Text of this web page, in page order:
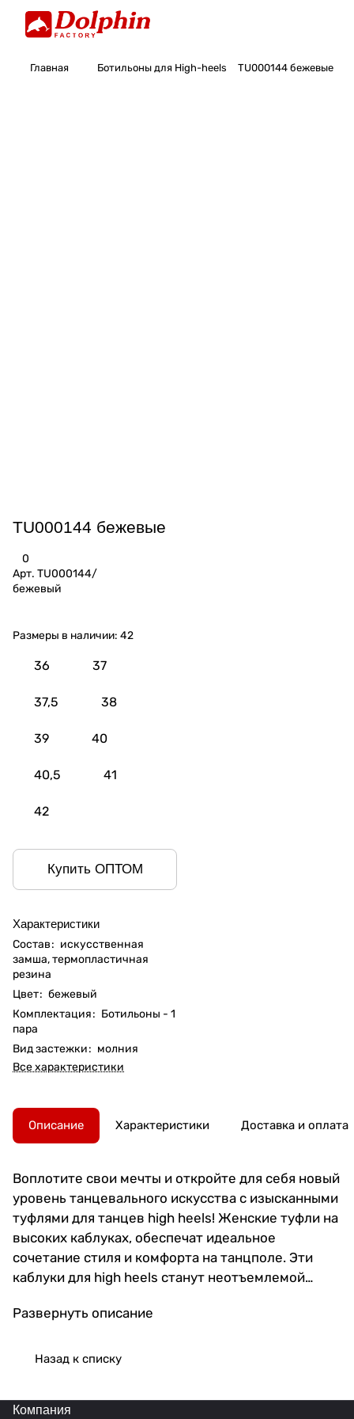
Главная Ботильоны для High-heels TU000144 бежевые
TU000144 бежевые
0
Арт. TU000144/
бежевый
Размеры в наличии: 42
36 37
37,5 38
39 40
40,5 41
42
Купить ОПТОМ
Характеристики
Состав: искусственная
замша, термопластичная
резина
Цвет: бежевый
Комплектация: Ботильоны - 1
пара
Вид застежки: молния
Все характеристики
Описание Характеристики Доставка и оплата
Воплотите свои мечты и откройте для себя новый
уровень танцевального искусства с изысканными
туфлями для танцев high heels! Женские туфли на
высоких каблуках, обеспечат идеальное
сочетание стиля и комфорта на танцполе. Эти
каблуки для high heels станут неотъемлемой
чувствовать себя уверенно в каждом движении.
туфли хай хиллс подарят вам непревзойденное
поддержат ваши ноги, позволяя фокусироваться
Развернуть описание
Назад к списку
Компания